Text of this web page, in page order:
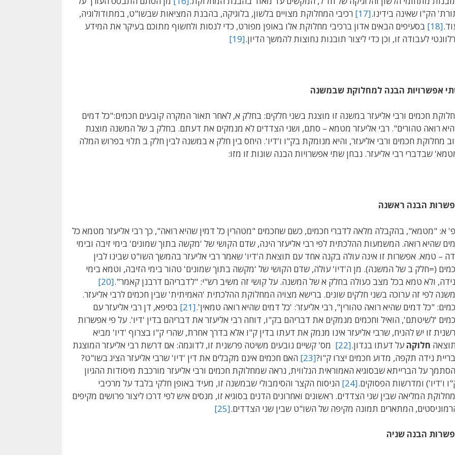
הק"ו שאינה בידינו.[17]
רכיבי המחלוקת מצויים בלשון, בלוגיקה, בהבנת המציאות שבשו"ט, במתודולוגיה,
[18]
בסעיפים הבאים אדון ברכיבי מחלוקת אלו באופן מפורט, כדי לנסות ולחשוף מתוכם בעיקר את המידע
לעבודה זו, וכן כדי ליצור תובנות נחוצות להמשך הדיון.[19]
אפשרויות הבנה למחלוקת שבמשנה
חכמים ורבי אליעזר במשנה זו מוצגת בשני חלקים: בחלק א, לאחר תאור המקרה קובעים חכמים:"כל דמים
רואה טהורים". רבי אליעזר מטמא – סתם, ושני הצדדים לא מנמקים את דעתם. בחלק ב של המשנה מוצגת
מחלוקת חכמים ורבי אליעזר, והיא מנומקת בק"ו ו'דיו'. היחס בין חלק א במשנה לבין חלק ב תלוי בפרוש המלה
שבדברי רבי אליעזר. נבחן שתי אפשרויות הבנה שונות זו מזו:
הבנה ראשנה
א: "מטמא", בהקבלה מלאה לדברי חכמים, כשם שחכמים "מטהרין כל דמין שהיא רואה", כך רבי אליעזר מטמא כל
שהיא רואה. המשמעות ההלכתית לפי רבי אליעזר הינה, שדם הקושי של 'מקשה בתוך שמונים' בימי זיבה ובימי
– טמא. אפשרות זו אינה עולה בקנה אחד עם תוצאת ה'דיו' שאמר רבי אליעזר בהמשך השו"ט שבינו לבין
(=חלק ב של המשנה). מן ה'דיו' עולה, שדם הקושי של 'מקשה בתוך שמונים' טהור בימי הזיבה, וטמא בימי
ולא טמא בכל מצב כעולה בחלק א של המשנה. על קושי זה משיב רש"י: "לדבריהם דרבנן קאמר".[20]
לפי זה ערוכה בשני חלקים שונים. ברישא מצויה המחלוקת ההלכתית 'האמיתית' שבין חכמים לרבי אליעזר.
"כל דמים שהיא רואה טהורין", רבי אליעזר: 'כל דמים שהיא רואה טמאין'.[21]
בסיפא, דן רבי אליעזר עם
'לשיטתם', הואיל וחכמים מנמקים את דבריהם בק"ו, דוחה רבי אליעזר את דבריהם בדין 'דיו'. על פי אפשרות
זו יש להניח, שרבי אליעזר אינו מנמק את דעתו בדין ק"ו אלא בדרך אחרת, שהרי ק"ו בצרוף 'דיו' מביא
חלוקה על דעתו בנדון.[22]
מס' קשיים נובעים משיטה פרשנית זו, לדוגמה: אם דרשת רבי אליעזר המוצגת
נידה תקפה, מדוע חכמים יצרו ק"ו?[23]
האם חכמים אינם מקבלים את דין 'דיו' שרבי אליעזר הציג בשו"ט?
על הברייתא שבסוגיא האמוראית הנלווית, נראה שמחלוקת חכמים ורבי אליעזר מורכבת מיסודות ההגיון
ו'דיו') ומדרשות הפסוקים.[24]
הניסוח הקצר והסימבולי שבמשנה זו, מעיד באופן חלקי בלבד על מרכיבי
המליאה שבין שני הצדדים. ראשונים ואחרונים הדנים בסוגיא זו, מנסים איש לפי דרכו ליצור פרושים מקיפים
המתארים תמונה מקיפה של השו"ט שבין שני הצדדים.[25]
הבנה שניה